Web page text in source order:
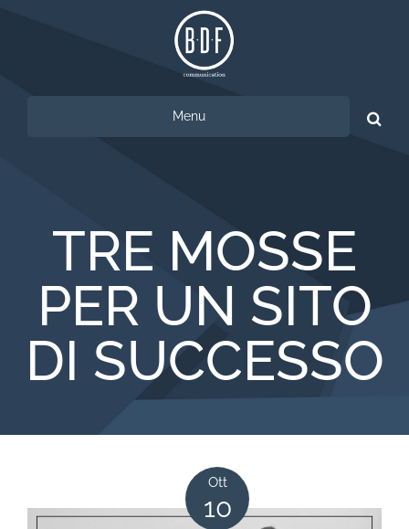
Menu
Ricerca
TRE MOSSE
PER UN SITO
DI SUCCESSO
Ott
10